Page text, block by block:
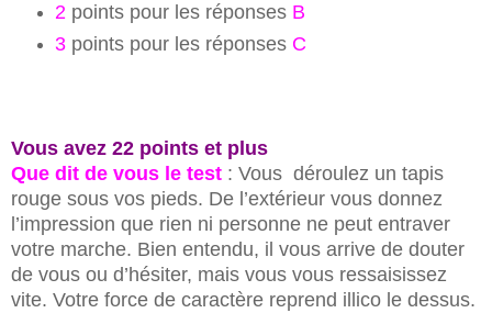
2points pour les réponses B
3points pour les réponses C
Vous avez 22 points et plus
Que dit de vous le test : Vous déroulez un tapis
rouge sous vos pieds. De l’extérieur vous donnez
l’impression que rien ni personne ne peut entraver
votre marche. Bien entendu, il vous arrive de douter
de vous ou d’hésiter, mais vous vous ressaisissez
vite. Votre force de caractère reprend illico le dessus.